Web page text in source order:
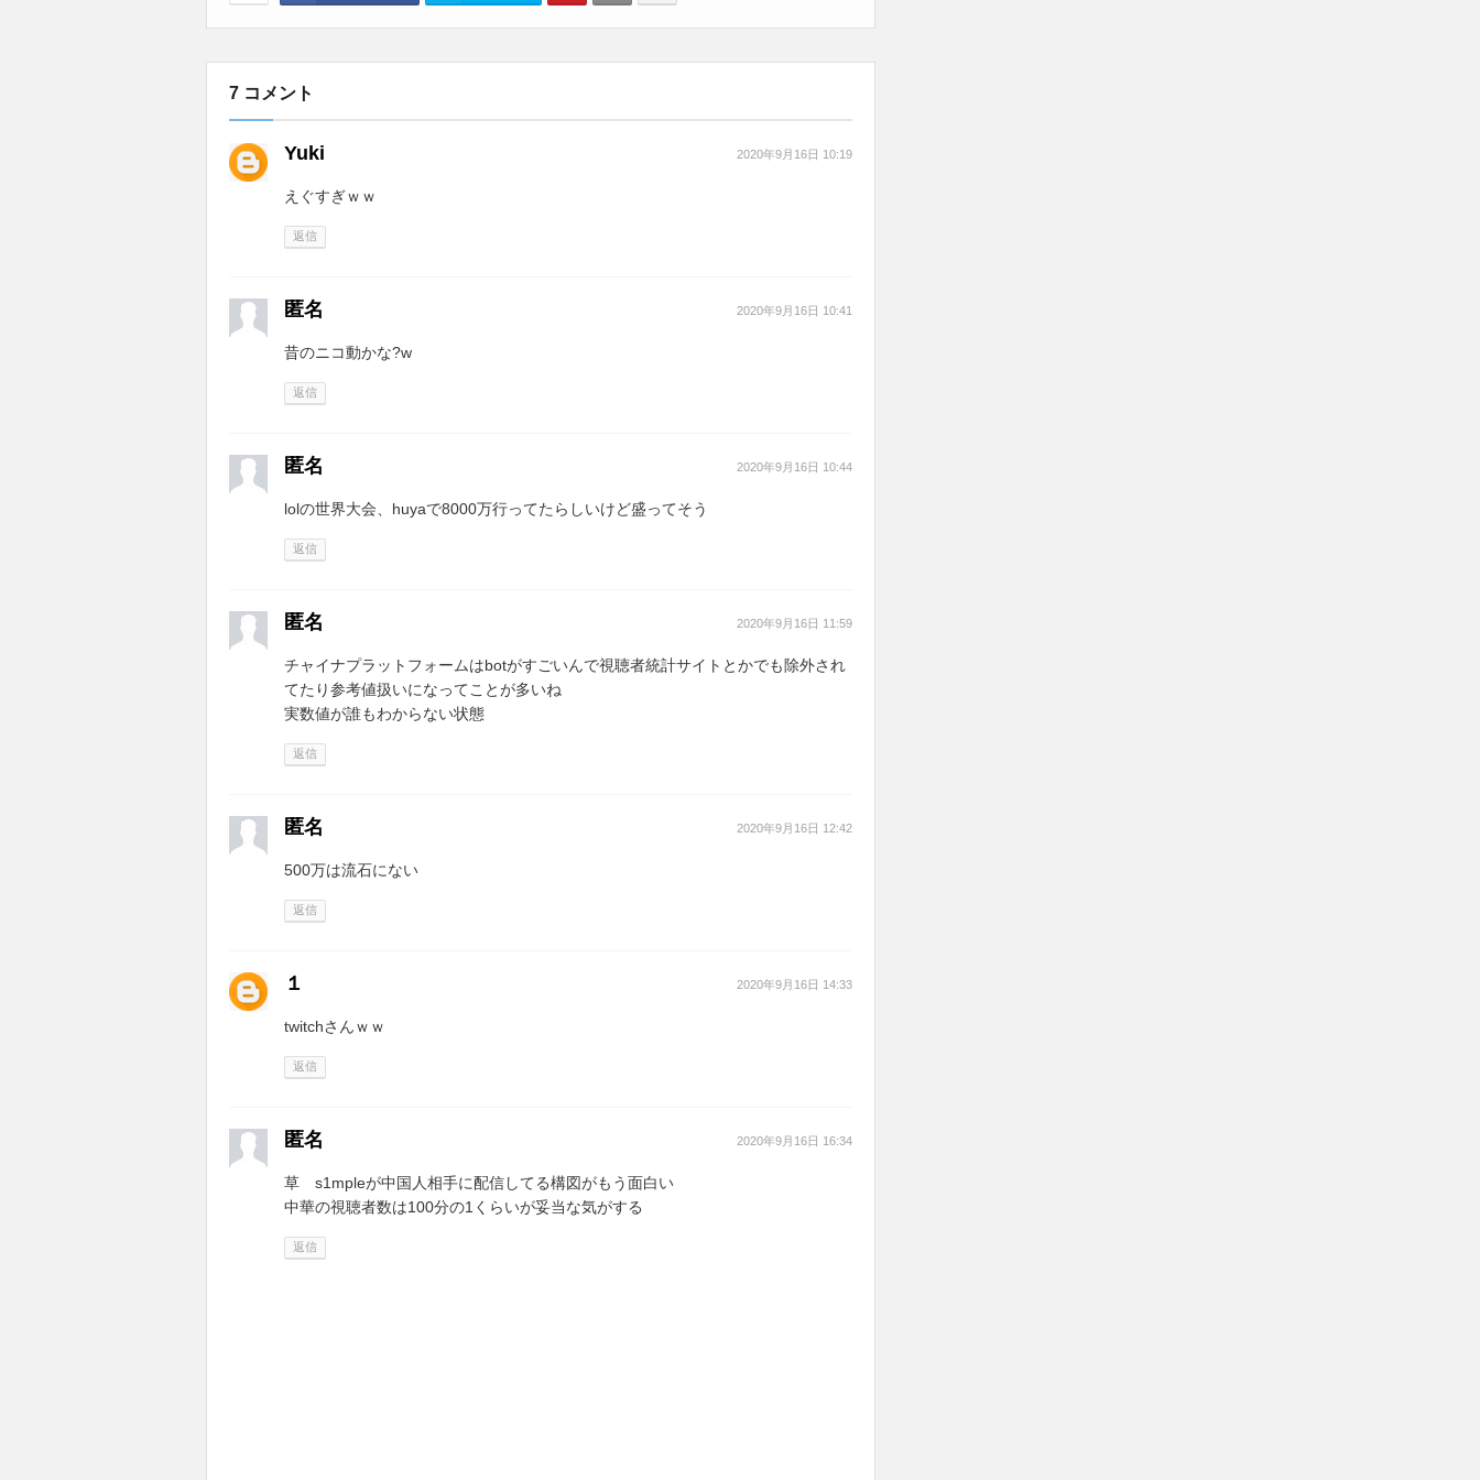
7 コメント
Yuki 2020年9月16日 10:19
えぐすぎｗｗ
返信
匿名 2020年9月16日 10:41
昔のニコ動かな?w
返信
匿名 2020年9月16日 10:44
lolの世界大会、huyaで8000万行ってたらしいけど盛ってそう
返信
匿名 2020年9月16日 11:59
チャイナプラットフォームはbotがすごいんで視聴者統計サイトとかでも除外され
てたり参考値扱いになってことが多いね
実数値が誰もわからない状態
返信
匿名 2020年9月16日 12:42
500万は流石にない
返信
１ 2020年9月16日 14:33
twitchさんｗｗ
返信
匿名 2020年9月16日 16:34
草 s1mpleが中国人相手に配信してる構図がもう面白い
中華の視聴者数は100分の1くらいが妥当な気がする
返信